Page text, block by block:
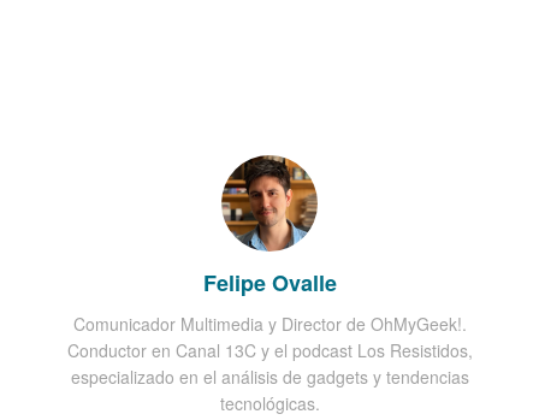
Felipe Ovalle
Comunicador Multimedia y Director de OhMyGeek!.
Conductor en Canal 13C y el podcast Los Resistidos,
especializado en el análisis de gadgets y tendencias
tecnológicas.